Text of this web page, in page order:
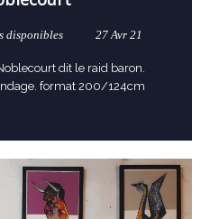
disponibles 27 Avr 21
dit le raid baron.
format 200/124cm